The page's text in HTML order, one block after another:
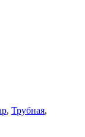
, Трубная,